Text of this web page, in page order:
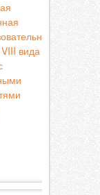
вида